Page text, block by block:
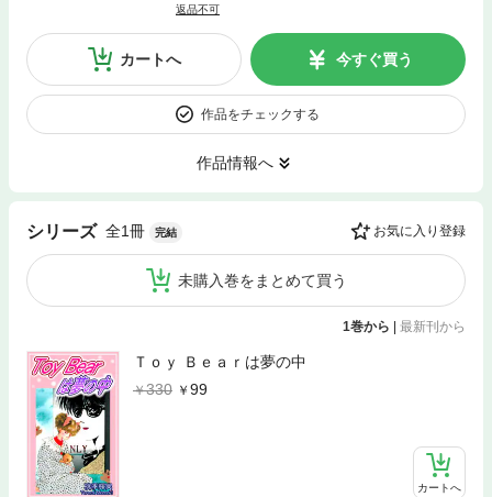
返品不可
カートへ 今すぐ買う
作品をチェックする
作品情報へ
シリーズ 全1冊 完結 お気に入り登録
未購入巻をまとめて買う
1巻から 最新刊から
Ｔｏｙ Ｂｅａｒは夢の中
330
99
カートへ